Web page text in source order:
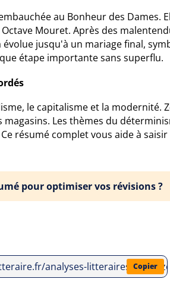
au Bonheur des Dames.
Mouret. Après des
jusqu'à un mariage final,
étape importante sans superflu.
le capitalisme et la modernité.
magasins. Les thèmes du
résumé complet vous aide à
pour optimiser vos révisions ?
analyses-litteraires/emile-
Copier